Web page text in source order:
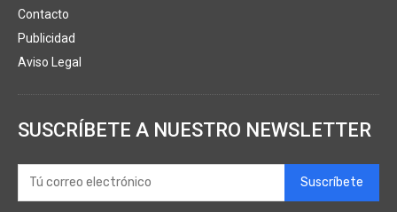
Contacto
Publicidad
Aviso Legal
SUSCRÍBETE A NUESTRO NEWSLETTER
Suscríbete